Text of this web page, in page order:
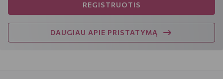
REGISTRUOTIS
DAUGIAU APIE PRISTATYMĄ